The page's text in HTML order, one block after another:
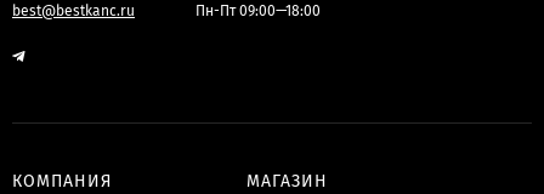
best@bestkanc.ru Пн-Пт 09:00—18:00
КОМПАНИЯ МАГАЗИН